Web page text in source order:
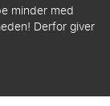
minder med
Derfor giver